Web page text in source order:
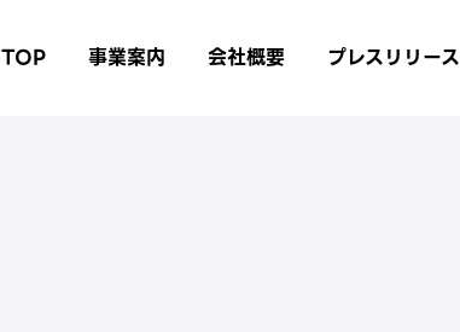
TOP 事業案内 会社概要 プレスリリース